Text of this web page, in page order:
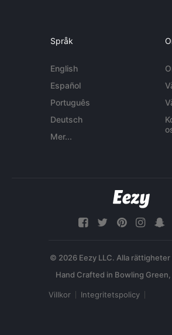
Språk
English
Español
Português
Deutsch
Mer...
© 2026 Eezy LLC. Alla
Villkor Integritetspolicy